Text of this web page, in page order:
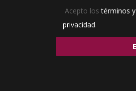
Acepto lostérminos
privacidad.